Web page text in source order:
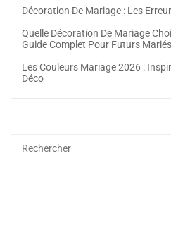
Décoration De Mariage : Les
Quelle Décoration De Mariage
Guide Complet Pour Futurs Mariés
Les Couleurs Mariage 2026 :
Déco